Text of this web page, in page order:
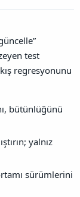
test
regresyonunu
bütünlüğünü
yalnız
sürümlerini